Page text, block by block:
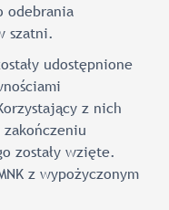
odebrania
szatni.
udostępnione
z nich
zostały wzięte.
z wypożyczonym